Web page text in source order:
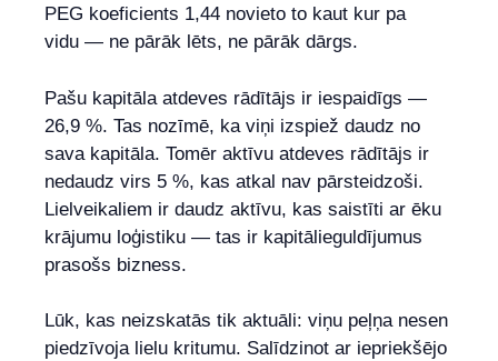
PEG koeficients 1,44 novieto to kaut kur pa
vidu — ne pārāk lēts, ne pārāk dārgs.
Pašu kapitāla atdeves rādītājs ir iespaidīgs —
26,9 %. Tas nozīmē, ka viņi izspiež daudz no
sava kapitāla. Tomēr aktīvu atdeves rādītājs ir
nedaudz virs 5 %, kas atkal nav pārsteidzoši.
Lielveikaliem ir daudz aktīvu, kas saistīti ar ēku
krājumu loģistiku — tas ir kapitālieguldījumus
prasošs bizness.
Lūk, kas neizskatās tik aktuāli: viņu peļņa nesen
piedzīvoja lielu kritumu. Salīdzinot ar iepriekšējo